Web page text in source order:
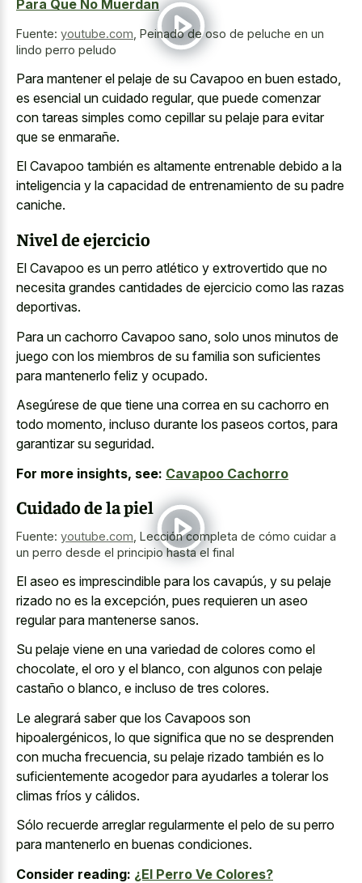
Para Que No Muerdan
Fuente: youtube.com, Peinado de oso de peluche en un
lindo perro peludo
Para mantener el pelaje de su Cavapoo en buen estado,
es esencial un cuidado regular, que puede comenzar
con tareas simples como cepillar su pelaje para evitar
que se enmarañe.
El Cavapoo también es altamente entrenable debido a la
inteligencia y la capacidad de entrenamiento de su padre
caniche.
Nivel de ejercicio
El Cavapoo es un perro atlético y extrovertido que no
necesita grandes cantidades de ejercicio como las razas
deportivas.
Para un cachorro Cavapoo sano, solo unos minutos de
juego con los miembros de su familia son suficientes
para mantenerlo feliz y ocupado.
Asegúrese de que tiene una correa en su cachorro en
todo momento, incluso durante los paseos cortos, para
garantizar su seguridad.
For more insights, see: Cavapoo Cachorro
Cuidado de la piel
Fuente: youtube.com, Lección completa de cómo cuidar a
un perro desde el principio hasta el final
El aseo es imprescindible para los cavapús, y su pelaje
rizado no es la excepción, pues requieren un aseo
regular para mantenerse sanos.
Su pelaje viene en una variedad de colores como el
chocolate, el oro y el blanco, con algunos con pelaje
castaño o blanco, e incluso de tres colores.
Le alegrará saber que los Cavapoos son
hipoalergénicos, lo que significa que no se desprenden
con mucha frecuencia, su pelaje rizado también es lo
suficientemente acogedor para ayudarles a tolerar los
climas fríos y cálidos.
Sólo recuerde arreglar regularmente el pelo de su perro
para mantenerlo en buenas condiciones.
Consider reading: ¿El Perro Ve Colores?